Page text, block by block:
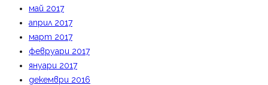
май 2017
април 2017
март 2017
февруари 2017
януари 2017
декември 2016